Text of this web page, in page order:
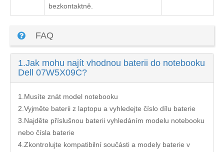
bezkontaktně.
FAQ
1.Jak mohu najít vhodnou baterii do notebooku
Dell 07W5X09C?
1.Musíte znát model notebooku
2.Vyjměte baterii z laptopu a vyhledejte číslo dílu baterie
3.Najděte příslušnou baterii vyhledáním modelu notebooku
nebo čísla baterie
4.Zkontrolujte kompatibilní součásti a modely baterie v